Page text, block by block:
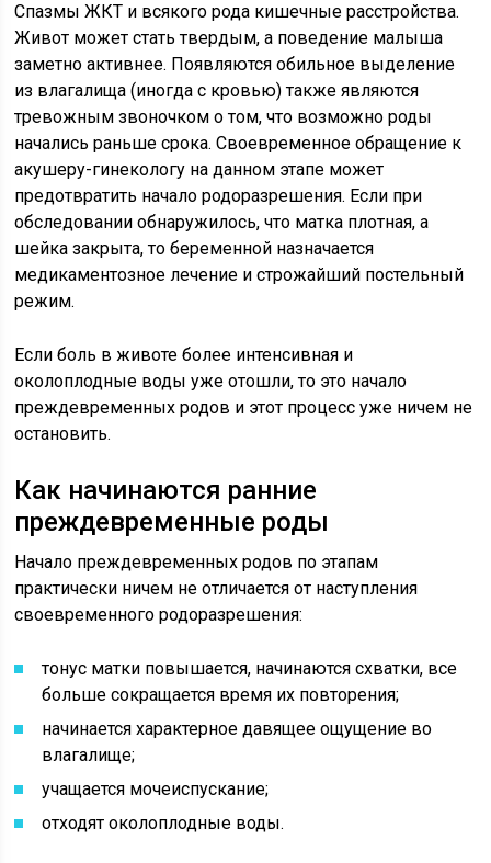
Спазмы ЖКТ и всякого рода кишечные расстройства.
Живот может стать твердым, а поведение малыша
заметно активнее. Появляются обильное выделение
из влагалища (иногда с кровью) также являются
тревожным звоночком о том, что возможно роды
начались раньше срока. Своевременное обращение к
акушеру-гинекологу на данном этапе может
предотвратить начало родоразрешения. Если при
обследовании обнаружилось, что матка плотная, а
шейка закрыта, то беременной назначается
медикаментозное лечение и строжайший постельный
режим.
Если боль в животе более интенсивная и
околоплодные воды уже отошли, то это начало
преждевременных родов и этот процесс уже ничем не
остановить.
Как начинаются ранние
преждевременные роды
Начало преждевременных родов по этапам
практически ничем не отличается от наступления
своевременного родоразрешения:
тонус матки повышается, начинаются схватки, все
больше сокращается время их повторения;
начинается характерное давящее ощущение во
влагалище;
учащается мочеиспускание;
отходят околоплодные воды.